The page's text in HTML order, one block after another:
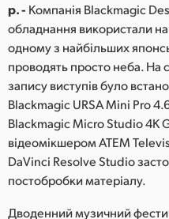
Italy
Korea
Mexico
Malaysia
р. - Компанія Blackmagic
обладнання використали
одному з найбільших
проводять просто неба. На
запису виступів було
Blackmagic URSA Mini Pro
Blackmagic Micro Studio 4K
відеомікшером ATEM
DaVinci Resolve Studio
постобробки матеріалу.
Дводенний музичний